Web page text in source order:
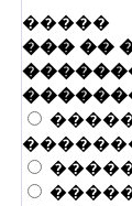
�����
��� ��